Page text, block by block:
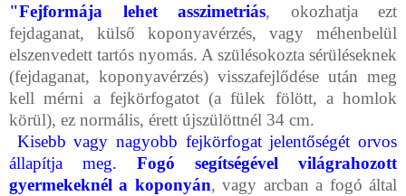
"Fejformája lehet asszimetriás, okozhatja ezt
fejdaganat, külső koponya­vérzés, vagy méhenbelül
elszenvedett tartós nyomás. A szülésokozta sérü­léseknek
(fejdaganat, koponyavérzés) visszafejlődése után meg
kell mérni a fejkörfogatot (a fülek fölött, a homlok
körül), ez normális, érett újszü­löttnél 34 cm.
Kisebb vagy nagyobb fejkörfogat jelentőségét orvos
állapítja meg.
Fogó segítségével világrahozott
gyermekeknél a koponyán, vagy arc­ban a fogó által